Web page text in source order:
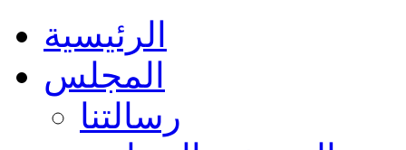
الرئيسية
المجلس
رسالتنا